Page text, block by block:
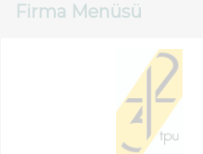
Firma Menüsü